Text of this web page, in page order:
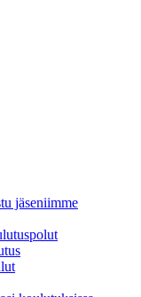
jäseniimme